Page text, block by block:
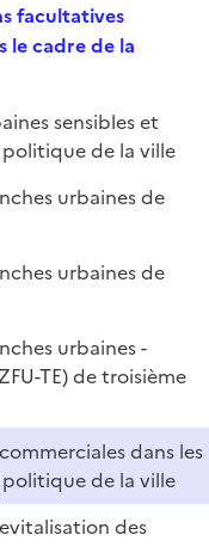
facultatives
le cadre de la
sensibles et
de la ville
urbaines de
urbaines de
urbaines -
TE) de troisième
dans les
de la ville
des